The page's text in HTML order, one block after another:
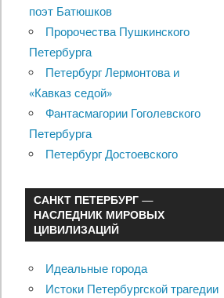
поэт Батюшков
Пророчества Пушкинского
Петербурга
Петербург Лермонтова и
«Кавказ седой»
Фантасмагории Гоголевского
Петербурга
Петербург Достоевского
САНКТ ПЕТЕРБУРГ —
НАСЛЕДНИК МИРОВЫХ
ЦИВИЛИЗАЦИЙ
Идеальные города
Истоки Петербургской трагедии